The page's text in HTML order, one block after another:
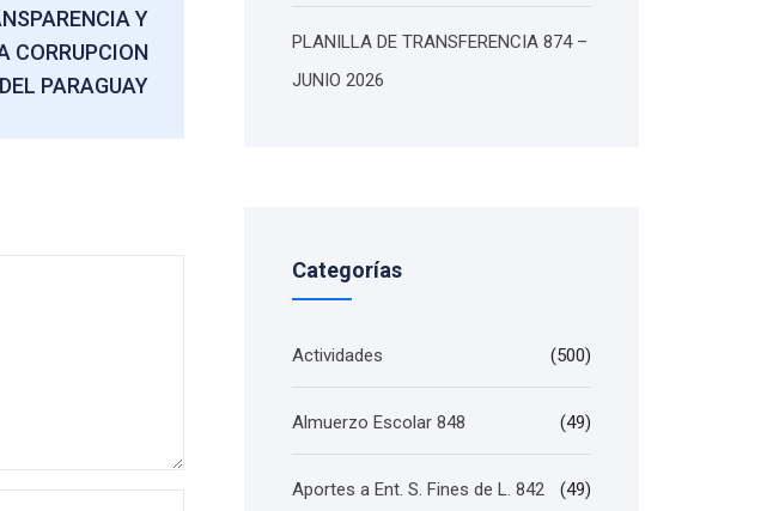
Y
CORRUPCION
PARAGUAY
PLANILLA DE TRANSFERENCIA 874 –
JUNIO 2026
Categorías
Actividades (500)
Almuerzo Escolar 848 (49)
Aportes a Ent. S. Fines de L. 842 (49)